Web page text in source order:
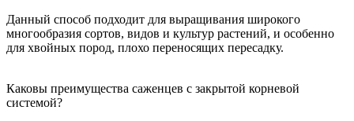
Данный способ подходит для выращивания широкого
многообразия сортов, видов и культур растений, и особенно
для хвойных пород, плохо переносящих пересадку.
Каковы преимущества саженцев с закрытой корневой
системой?